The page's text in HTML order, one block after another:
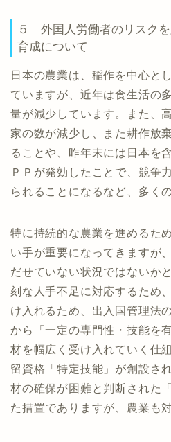
５ 外国人労働者のリスク
育成について
日本の農業は、稲作を中心と
ていますが、近年は食生活の
量が減少しています。また、
家の数が減少し、また耕作放
ることや、昨年末には日本を
ＰＰが発効したことで、競争
られることになるなど、多く
特に持続的な農業を進めるた
い手が重要になってきますが
だせていない状況ではないか
刻な人手不足に対応するため
け入れるため、出入国管理法
から「一定の専門性・技能を
材を幅広く受け入れていく仕
留資格「特定技能」が創設さ
材の確保が困難と判断された
た措置でありますが、農業も